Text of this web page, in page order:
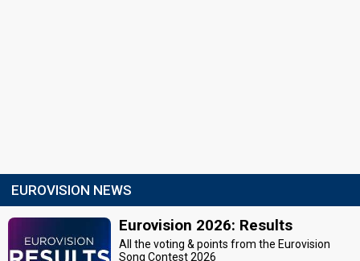
EUROVISION NEWS
Eurovision 2026: Results
All the voting & points from the Eurovision
Song Contest 2026